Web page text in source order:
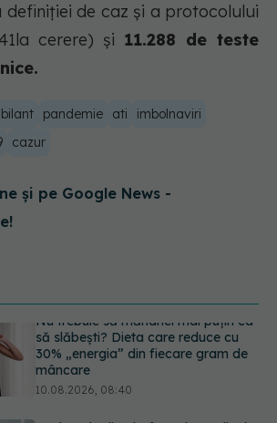
definiției de caz și a protocolului
cerere) și 11.288 de teste
bilant pandemie ati
imbolnaviri
cazur
și pe Google News -
Reclamele din platformele medicale
AI pot influența prescrierea
medicamentelor